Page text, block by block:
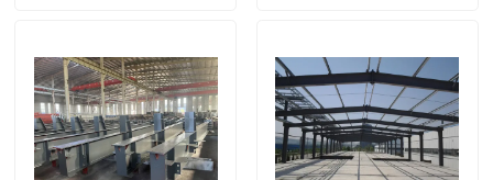
Video
Về chúng tôi